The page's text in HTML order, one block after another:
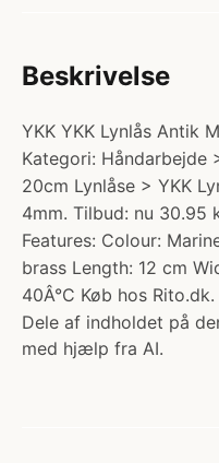
Beskrivelse
YKK YKK Lynlås Antik
Kategori: Håndarbejde
20cm Lynlåse > YKK
4mm. Tilbud: nu 30.95
Features: Colour:
brass Length: 12 cm
40Â°C Køb hos Rito.dk.
Dele af indholdet på
med hjælp fra AI.